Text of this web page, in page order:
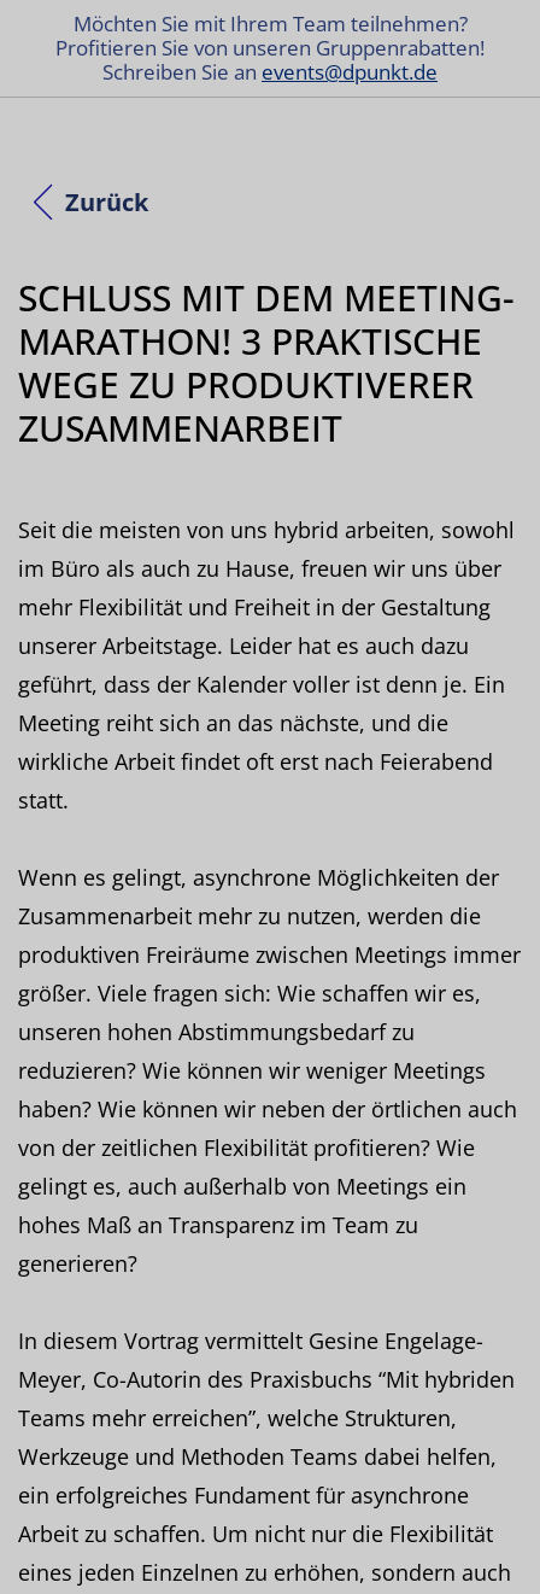
Möchten Sie mit Ihrem Team teilnehmen?
Profitieren Sie von unseren Gruppenrabatten!
Schreiben Sie an events@dpunkt.de
Zurück
SCHLUSS MIT DEM MEETING-
MARATHON! 3 PRAKTISCHE
WEGE ZU PRODUKTIVERER
ZUSAMMENARBEIT
Seit die meisten von uns hybrid arbeiten, sowohl
im Büro als auch zu Hause, freuen wir uns über
mehr Flexibilität und Freiheit in der Gestaltung
unserer Arbeitstage. Leider hat es auch dazu
geführt, dass der Kalender voller ist denn je. Ein
Meeting reiht sich an das nächste, und die
wirkliche Arbeit findet oft erst nach Feierabend
statt.
Wenn es gelingt, asynchrone Möglichkeiten der
Zusammenarbeit mehr zu nutzen, werden die
produktiven Freiräume zwischen Meetings immer
größer. Viele fragen sich: Wie schaffen wir es,
unseren hohen Abstimmungsbedarf zu
reduzieren? Wie können wir weniger Meetings
haben? Wie können wir neben der örtlichen auch
von der zeitlichen Flexibilität profitieren? Wie
gelingt es, auch außerhalb von Meetings ein
hohes Maß an Transparenz im Team zu
generieren?
In diesem Vortrag vermittelt Gesine Engelage-
Meyer, Co-Autorin des Praxisbuchs “Mit hybriden
Teams mehr erreichen”, welche Strukturen,
Werkzeuge und Methoden Teams dabei helfen,
ein erfolgreiches Fundament für asynchrone
Arbeit zu schaffen. Um nicht nur die Flexibilität
eines jeden Einzelnen zu erhöhen, sondern auch